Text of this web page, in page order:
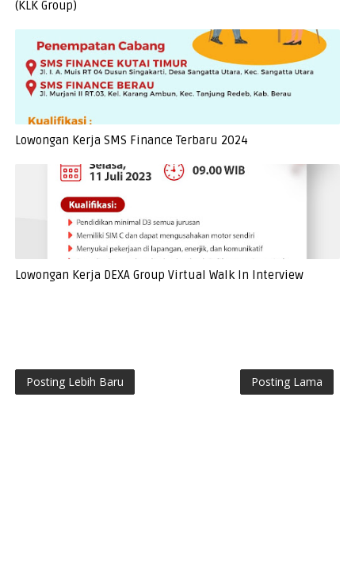
(KLK Group)
Lowongan Kerja SMS Finance Terbaru 2024
Lowongan Kerja DEXA Group Virtual Walk In Interview
Posting Lebih Baru Posting Lama